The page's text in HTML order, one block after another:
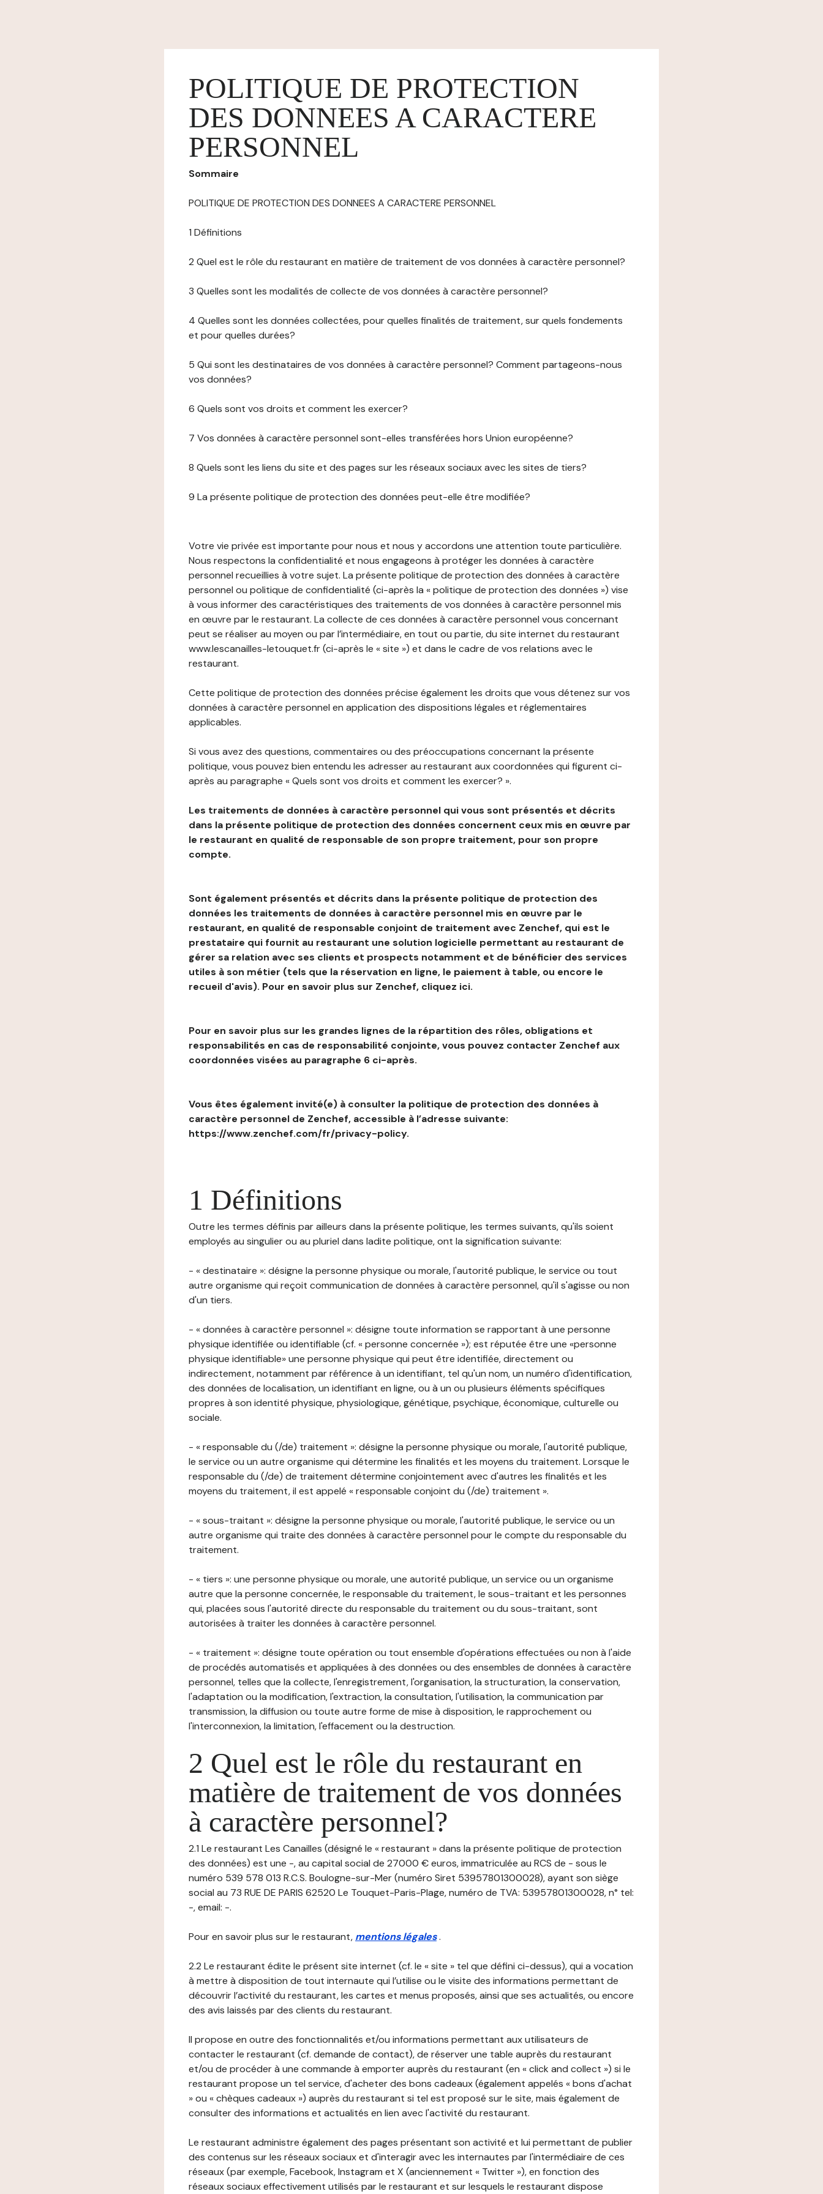
POLITIQUE DE PROTECTION
DES DONNEES A CARACTERE
PERSONNEL
Sommaire
POLITIQUE DE PROTECTION DES DONNEES A CARACTERE PERSONNEL
1 Définitions
2 Quel est le rôle du restaurant en matière de traitement de vos données à caractère personnel?
3 Quelles sont les modalités de collecte de vos données à caractère personnel?
4 Quelles sont les données collectées, pour quelles finalités de traitement, sur quels fondements
et pour quelles durées?
5 Qui sont les destinataires de vos données à caractère personnel? Comment partageons-nous
vos données?
6 Quels sont vos droits et comment les exercer?
7 Vos données à caractère personnel sont-elles transférées hors Union européenne?
8 Quels sont les liens du site et des pages sur les réseaux sociaux avec les sites de tiers?
9 La présente politique de protection des données peut-elle être modifiée?
Votre vie privée est importante pour nous et nous y accordons une attention toute particulière.
Nous respectons la confidentialité et nous engageons à protéger les données à caractère
personnel recueillies à votre sujet. La présente politique de protection des données à caractère
personnel ou politique de confidentialité (ci-après la « politique de protection des données ») vise
à vous informer des caractéristiques des traitements de vos données à caractère personnel mis
en œuvre par le restaurant. La collecte de ces données à caractère personnel vous concernant
peut se réaliser au moyen ou par l’intermédiaire, en tout ou partie, du site internet du restaurant
www.lescanailles-letouquet.fr (ci-après le « site ») et dans le cadre de vos relations avec le
restaurant.
Cette politique de protection des données précise également les droits que vous détenez sur vos
données à caractère personnel en application des dispositions légales et réglementaires
applicables.
Si vous avez des questions, commentaires ou des préoccupations concernant la présente
politique, vous pouvez bien entendu les adresser au restaurant aux coordonnées qui figurent ci-
après au paragraphe « Quels sont vos droits et comment les exercer? ».
Les traitements de données à caractère personnel qui vous sont présentés et décrits
dans la présente politique de protection des données concernent ceux mis en œuvre par
le restaurant en qualité de responsable de son propre traitement, pour son propre
compte.
Sont également présentés et décrits dans la présente politique de protection des
données les traitements de données à caractère personnel mis en œuvre par le
restaurant, en qualité de responsable conjoint de traitement avec Zenchef, qui est le
prestataire qui fournit au restaurant une solution logicielle permettant au restaurant de
gérer sa relation avec ses clients et prospects notamment et de bénéficier des services
utiles à son métier (tels que la réservation en ligne, le paiement à table, ou encore le
recueil d'avis). Pour en savoir plus sur Zenchef, cliquez ici.
Pour en savoir plus sur les grandes lignes de la répartition des rôles, obligations et
responsabilités en cas de responsabilité conjointe, vous pouvez contacter Zenchef aux
coordonnées visées au paragraphe 6 ci-après.
Vous êtes également invité(e) à consulter la politique de protection des données à
caractère personnel de Zenchef, accessible à l’adresse suivante:
https://www.zenchef.com/fr/privacy-policy.
1 Définitions
Outre les termes définis par ailleurs dans la présente politique, les termes suivants, qu'ils soient
employés au singulier ou au pluriel dans ladite politique, ont la signification suivante:
- « destinataire »: désigne la personne physique ou morale, l'autorité publique, le service ou tout
autre organisme qui reçoit communication de données à caractère personnel, qu'il s'agisse ou non
d'un tiers.
- « données à caractère personnel »: désigne toute information se rapportant à une personne
physique identifiée ou identifiable (cf. « personne concernée »); est réputée être une «personne
physique identifiable» une personne physique qui peut être identifiée, directement ou
indirectement, notamment par référence à un identifiant, tel qu'un nom, un numéro d'identification,
des données de localisation, un identifiant en ligne, ou à un ou plusieurs éléments spécifiques
propres à son identité physique, physiologique, génétique, psychique, économique, culturelle ou
sociale.
- « responsable du (/de) traitement »: désigne la personne physique ou morale, l'autorité publique,
le service ou un autre organisme qui détermine les finalités et les moyens du traitement. Lorsque le
responsable du (/de) de traitement détermine conjointement avec d'autres les finalités et les
moyens du traitement, il est appelé « responsable conjoint du (/de) traitement ».
- « sous-traitant »: désigne la personne physique ou morale, l'autorité publique, le service ou un
autre organisme qui traite des données à caractère personnel pour le compte du responsable du
traitement.
- « tiers »: une personne physique ou morale, une autorité publique, un service ou un organisme
autre que la personne concernée, le responsable du traitement, le sous-traitant et les personnes
qui, placées sous l'autorité directe du responsable du traitement ou du sous-traitant, sont
autorisées à traiter les données à caractère personnel.
- « traitement »: désigne toute opération ou tout ensemble d'opérations effectuées ou non à l'aide
de procédés automatisés et appliquées à des données ou des ensembles de données à caractère
personnel, telles que la collecte, l'enregistrement, l'organisation, la structuration, la conservation,
l'adaptation ou la modification, l'extraction, la consultation, l'utilisation, la communication par
transmission, la diffusion ou toute autre forme de mise à disposition, le rapprochement ou
l'interconnexion, la limitation, l'effacement ou la destruction.
2 Quel est le rôle du restaurant en
matière de traitement de vos données
à caractère personnel?
2.1 Le restaurant Les Canailles (désigné le « restaurant » dans la présente politique de protection
des données) est une -, au capital social de 27000 € euros, immatriculée au RCS de - sous le
numéro 539 578 013 R.C.S. Boulogne-sur-Mer (numéro Siret 53957801300028), ayant son siège
social au 73 RUE DE PARIS 62520 Le Touquet-Paris-Plage, numéro de TVA: 53957801300028, n° tel:
-, email: -.
Pour en savoir plus sur le restaurant, mentions légales.
2.2 Le restaurant édite le présent site internet (cf. le « site » tel que défini ci-dessus), qui a vocation
à mettre à disposition de tout internaute qui l’utilise ou le visite des informations permettant de
découvrir l’activité du restaurant, les cartes et menus proposés, ainsi que ses actualités, ou encore
des avis laissés par des clients du restaurant.
Il propose en outre des fonctionnalités et/ou informations permettant aux utilisateurs de
contacter le restaurant (cf. demande de contact), de réserver une table auprès du restaurant
et/ou de procéder à une commande à emporter auprès du restaurant (en « click and collect ») si le
restaurant propose un tel service, d'acheter des bons cadeaux (également appelés « bons d'achat
» ou « chèques cadeaux ») auprès du restaurant si tel est proposé sur le site, mais également de
consulter des informations et actualités en lien avec l'activité du restaurant.
Le restaurant administre également des pages présentant son activité et lui permettant de publier
des contenus sur les réseaux sociaux et d'interagir avec les internautes par l'intermédiaire de ces
réseaux (par exemple, Facebook, Instagram et X (anciennement « Twitter »), en fonction des
réseaux sociaux effectivement utilisés par le restaurant et sur lesquels le restaurant dispose